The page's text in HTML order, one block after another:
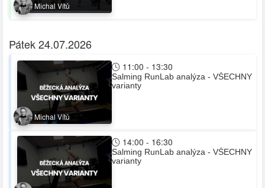
Michal Vítů
Pátek 24.07.2026
Michal Vítů
11:00 - 13:30
Salming RunLab analýza - VŠECHNY
varianty
14:00 - 16:30
Salming RunLab analýza - VŠECHNY
varianty